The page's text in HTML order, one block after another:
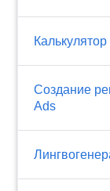
Создание
Ads